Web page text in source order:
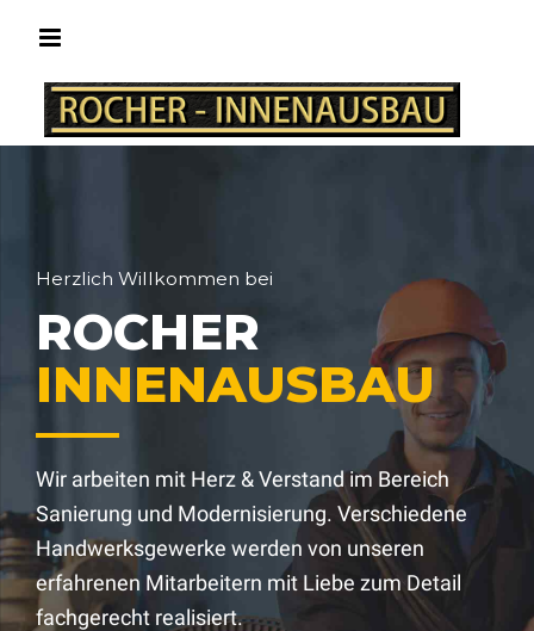
Herzlich Willkommen bei
ROCHER
INNENAUSBAU
Wir arbeiten mit Herz & Verstand im Bereich
Sanierung und Modernisierung. Verschiedene
Handwerksgewerke werden von unseren
erfahrenen Mitarbeitern mit Liebe zum Detail
fachgerecht realisiert.